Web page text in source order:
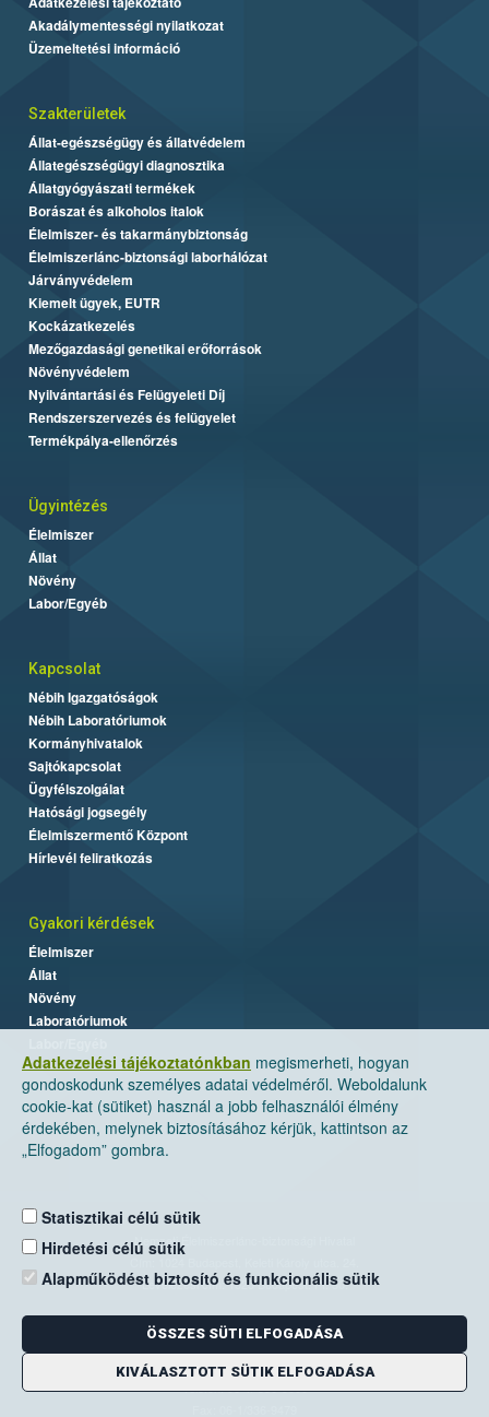
Adatkezelési tájékoztatónkban megismerheti, hogyan
gondoskodunk személyes adatai védelméről. Weboldalunk
cookie-kat (sütiket) használ a jobb felhasználói élmény
érdekében, melynek biztosításához kérjük, kattintson az
„Elfogadom” gombra.
Statisztikai célú sütik
Hirdetési célú sütik
Alapműködést biztosító és funkcionális sütik
ÖSSZES SÜTI ELFOGADÁSA
KIVÁLASZTOTT SÜTIK ELFOGADÁSA
Akadálymentességi nyilatkozat
Üzemeltetési információ
Szakterületek
Állat-egészségügy és állatvédelem
Állategészségügyi diagnosztika
Állatgyógyászati termékek
Borászat és alkoholos italok
Élelmiszer- és takarmánybiztonság
Élelmiszerlánc-biztonsági laborhálózat
Járványvédelem
Kiemelt ügyek, EUTR
Kockázatkezelés
Mezőgazdasági genetikai erőforrások
Növényvédelem
Nyilvántartási és Felügyeleti Díj
Rendszerszervezés és felügyelet
Termékpálya-ellenőrzés
Ügyintézés
Élelmiszer
Állat
Növény
Labor/Egyéb
Kapcsolat
Nébih Igazgatóságok
Nébih Laboratóriumok
Kormányhivatalok
Sajtókapcsolat
Ügyfélszolgálat
Hatósági jogsegély
Élelmiszermentő Központ
Hírlevél feliratkozás
Gyakori kérdések
Élelmiszer
Állat
Növény
Laboratóriumok
Nemzeti Élelmiszerlánc-biztonsági Hivatal
Levelezési cím: 1525 Budapest. Pf. 30.
E-mail:ugyfelszolgalat@nebih.gov.hu
Zöld szám: 06-80/263-244
Telefon: 06-1/ 336-9000